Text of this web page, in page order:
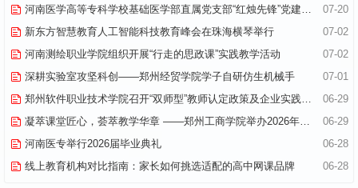
07-20
河南医学高等专科学校基础医学部直属党支部“红烛先锋”党建品牌创建纪实
07-02
新东方智慧教育人工智能科技教育峰会在珠海横琴举行
07-02
河南测绘职业学院组织开展“行走的思政课”实践教学活动
07-01
深耕实验室攻坚科创——郑州经贸学院学子自研仿生机械手
06-29
郑州软件职业技术学院召开“双师型”教师认定政策及企业实践专项解读会议
06-29
凝萃课堂匠心，荟萃教学华章 ——郑州工商学院举办2026年优秀教学材料展览会
06-28
河南医专举行2026届毕业典礼
06-28
线上教育机构对比指南：家长如何挑选适配的高中网课品牌